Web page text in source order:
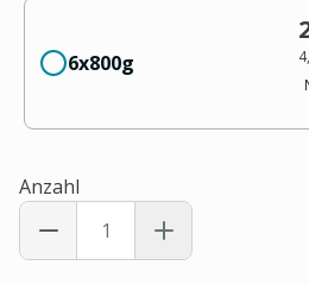
6x800g
Anzahl